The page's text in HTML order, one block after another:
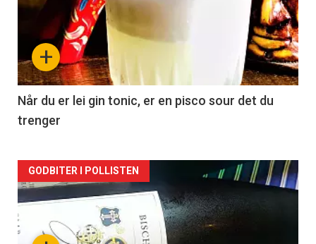
akkurat
nå
-
2
+
Når du er lei gin tonic, er en pisco sour det du
trenger
Forsiden
akkurat
nå
GODBITER I POLLISTEN